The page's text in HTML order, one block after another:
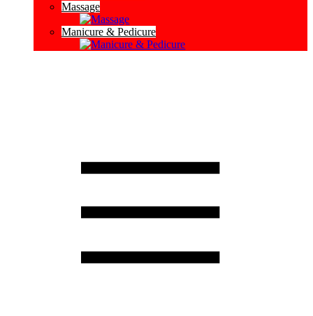
Massage
Manicure & Pedicure